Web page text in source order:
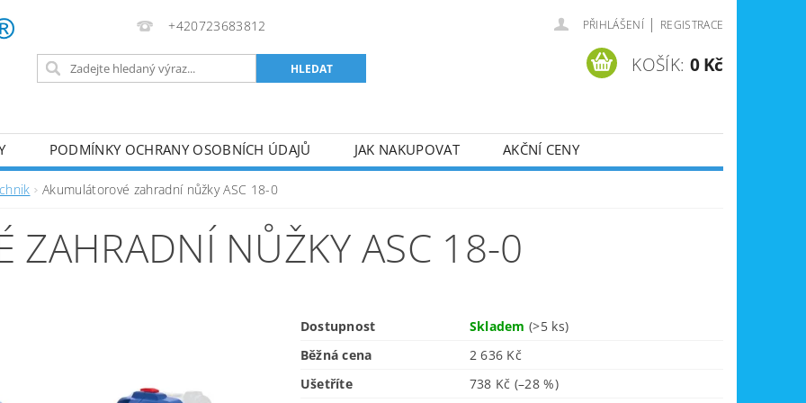
+420723683812 PŘIHLÁŠENÍ | REGISTRACE
KOŠÍK: 0 Kč
PODMÍNKY OCHRANY OSOBNÍCH ÚDAJŮ JAK NAKUPOVAT
AKČNÍ CENY
AKUMULÁTOROVÉ NÁŘADÍ PILY
RUČNÍ NÁŘADÍ AKU NÁŘADÍ STAVEBNÍ STROJE
ÚKLIDOVÁ TECHNIKA
Akumulátorové zahradní nůžky ASC 18-0
ZAHRADNÍ NŮŽKY ASC 18-0
Dostupnost Skladem(>5 ks)
Běžná cena
2 636 Kč
Ušetříte
738 Kč (–28 %)